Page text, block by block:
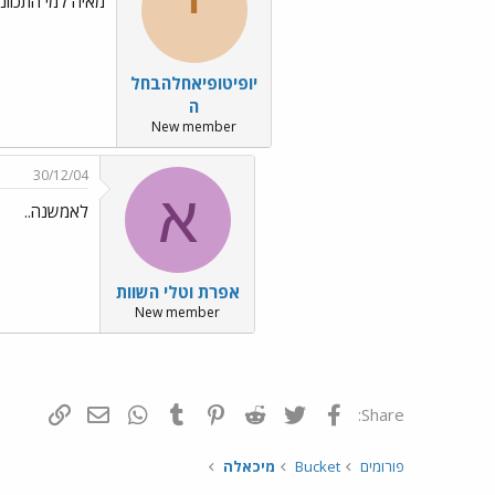
יופיטופיאחלהבחל
ה
New member
א
אפרת וטלי השוות
New member
30/12/04
לאמשנה..
Share: פייסבוק Twitter
Reddit
Pinterest
Tumblr
WhatsAppדואר אלקטרוני
פורומים Bucket מיכאלה